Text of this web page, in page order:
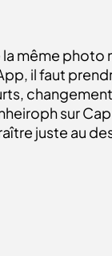
même photo
il faut
sur
juste au